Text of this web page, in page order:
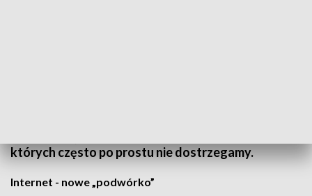
których często po prostu nie dostrzegamy.
Internet - nowe „podwórko”